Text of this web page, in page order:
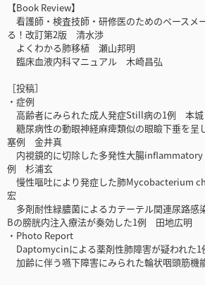
【Book Review】
看護師・検査技師・研修医のためのペースメ
る！改訂第2版 清水渉
よくわかる肺移植 瀬山邦明
臨床血液内科マニュアル 木崎昌弘
［投稿］
・症例
高齢者にみられた成人発症Still病の1例 本
糖尿病性の動眼神経麻痺類似の眼瞼下垂を呈
塞例 金井真
内視鏡的に切除した多発性大腸
例 杉浦玄
慢性嘔吐により発症した肺Mycobacterium
宏
多剤耐性緑膿菌によるカテーテル関連尿路感
Bの膀胱内注入療法が奏効した1例 田地広明
・Photo Report
Daptomycinによる薬剤性肺障害が疑われた
加齢に伴う嚥下障害にみられた輪状咽頭筋